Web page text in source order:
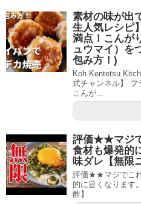
素材の味が出
生人気レシピ
満点！こんが
ュウマイ）を
包み方！)
Koh Kentetsu
式チャンネル】 フ
こんが...
評価★★マジ
食材も爆発的
味ダレ【無限
評価★★マジでこ
的に旨くなります
酢】